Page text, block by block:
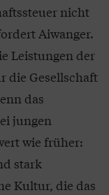
nicht
Aiwanger.
Leistungen der
die Gesellschaft
das
jungen
wie früher:
stark
Kultur, die das